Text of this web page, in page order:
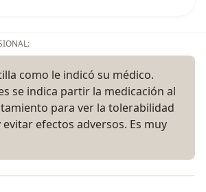
como le indicó su médico.
se indica partir la medicación al
para ver la tolerabilidad
efectos adversos. Es muy